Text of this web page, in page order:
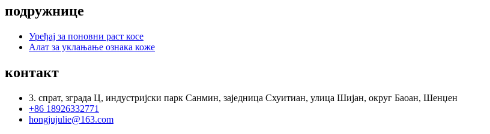
подружнице
Уређај за поновни раст косе
Алат за уклањање ознака коже
контакт
3. спрат, зграда Ц, индустријски парк Санмин, заједница Схуитиан, улица Шијан, округ Баоан, Шенџен
+86 18926332771
hongjujulie@163.com